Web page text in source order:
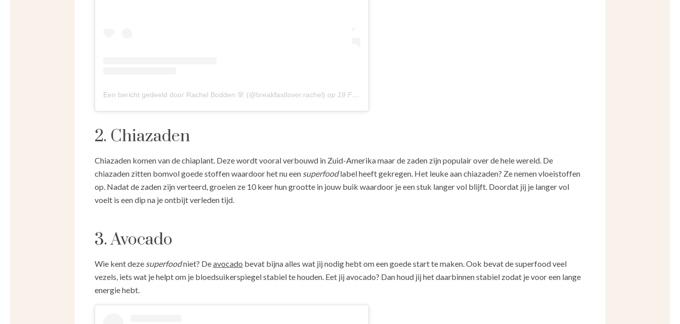
Een bericht gedeeld door Rachel Bodden 🌸 (@breakfastlover.rachel) op 19 Feb 2020 om 12:33 (PST)
2. Chiazaden
Chiazaden komen van de chiaplant. Deze wordt vooral verbouwd in Zuid-Amerika maar de zaden zijn populair over de hele wereld. De
chiazaden zitten bomvol goede stoffen waardoor het nu een superfoodlabel heeft gekregen. Het leuke aan chiazaden? Ze nemen vloeistoffen
op. Nadat de zaden zijn verteerd, groeien ze 10 keer hun grootte in jouw buik waardoor je een stuk langer vol blijft. Doordat jij je langer vol
voelt is een dip na je ontbijt verleden tijd.
3. Avocado
Wie kent deze superfoodniet? Deavocado bevat bijna alles wat jij nodig hebt om een goede start te maken. Ook bevat de superfood veel
vezels, iets wat je helpt om je bloedsuikerspiegel stabiel te houden. Eet jij avocado? Dan houd jij het daarbinnen stabiel zodat je voor een lange
energie hebt.